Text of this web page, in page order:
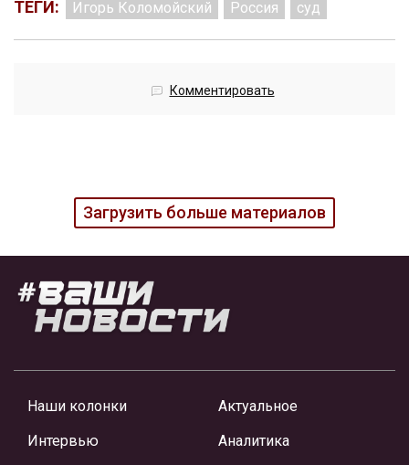
ТЕГИ: Игорь Коломойский Россия суд
Комментировать
Загрузить больше материалов
Наши колонки
Интервью
Актуальное
Аналитика